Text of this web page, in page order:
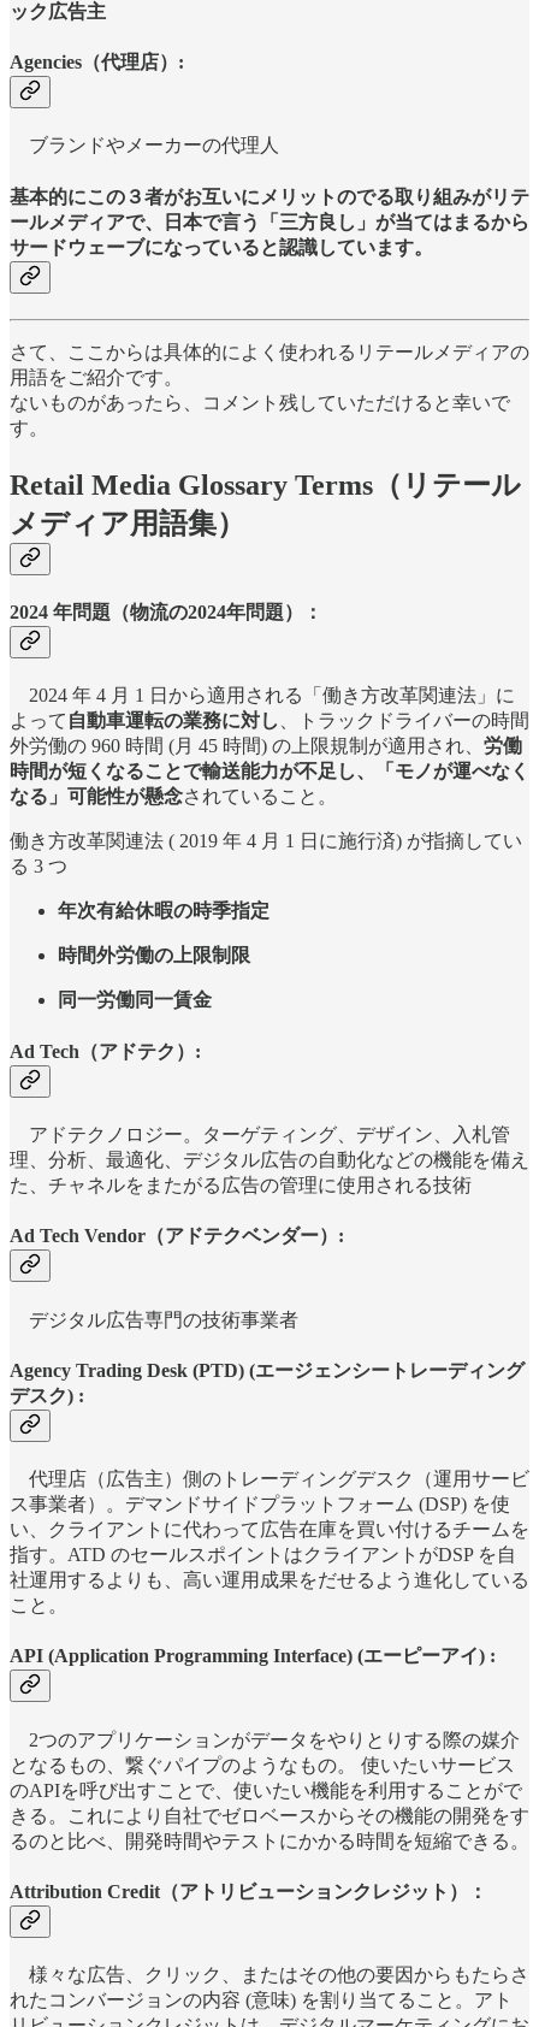
ック広告主
Agencies（代理店）:
ブランドやメーカーの代理人
基本的にこの３者がお互いにメリットのでる取り組みがリテ
ールメディアで、日本で言う「 三方良し 」が当てはまるから
サードウェーブになっていると認識しています。
さて、ここからは具体的によく使われるリテールメディアの
用語をご紹介です。
ないものがあったら、コメント残していただけると幸いで
す。
Retail Media Glossary Terms（リテール
メディア用語集）
2024 年問題（物流の2024年問題） ：
2024 年 4 月 1 日から適用される「働き方改革関連法」に
よって 自動車運転の業務に対し 、トラックドライバーの時間
外労働の 960 時間 (月 45 時間) の上限規制が適用され、 労働
時間が短くなることで輸送能力が不足し、「モノが運べなく
なる」可能性が懸念されていること。
働き方改革関連法 ( 2019 年 4 月 1 日に施行済) が指摘してい
る 3 つ
年次有給休暇の時季指定
時間外労働の上限制限
同一労働同一賃金
Ad Tech（アドテク）:
アドテクノロジー。ターゲティング、デザイン、入札管
理、分析、最適化、デジタル広告の自動化などの機能を備え
た、チャネルをまたがる広告の管理に使用される技術
Ad Tech Vendor（アドテクベンダー）:
デジタル広告専門の技術事業者
Agency Trading Desk (PTD) (エージェンシートレーディング
デスク) :
代理店（広告主）側のトレーディングデスク（運用サービ
ス事業者）。デマンドサイドプラットフォーム (DSP) を使
い、クライアントに代わって広告在庫を買い付けるチームを
指す。ATD のセールスポイントはクライアントがDSP を自
社運用するよりも、高い運用成果をだせるよう進化している
こと。
API (Application Programming Interface) (エーピーアイ) :
2つのアプリケーションがデータをやりとりする際の媒介
となるもの、繋ぐパイプのようなもの。 使いたいサービス
のAPIを呼び出すことで、使いたい機能を利用することがで
きる。これにより自社でゼロベースからその機能の開発をす
るのと比べ、開発時間やテストにかかる時間を短縮できる。
Attribution Credit（アトリビューションクレジット）：
様々な広告、クリック、またはその他の要因からもたらさ
れたコンバージョンの内容 (意味) を割り当てること。アト